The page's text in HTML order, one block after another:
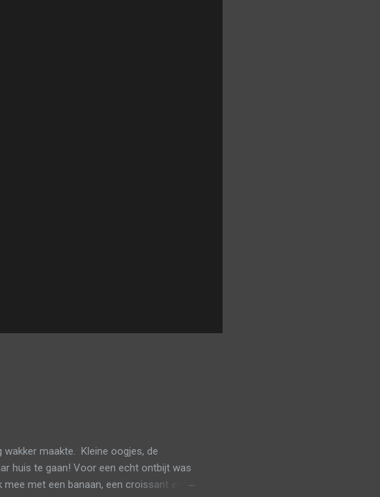
maakte. Kleine oogjes, de
huis te gaan! Voor een echt ontbijt was
met een banaan, een croissant en